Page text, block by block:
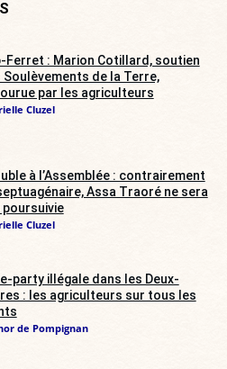
Ferret : Marion Cotillard, soutien
Soulèvements de la Terre,
par les agriculteurs
Cluzel
à l’Assemblée : contrairement
Assa Traoré ne sera
poursuivie
Cluzel
party illégale dans les Deux-
: les agriculteurs sur tous les
de Pompignan